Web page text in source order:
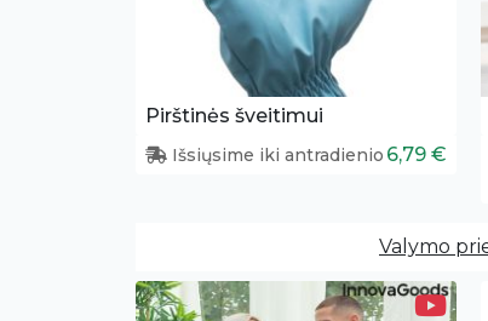
Pirštinės šveitimui
Išsiųsime iki antradienio 6,79 €
Valymo